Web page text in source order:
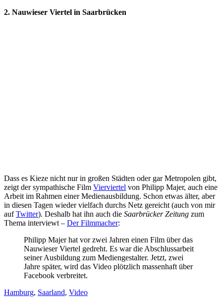
2. Nauwieser Viertel in Saarbrücken
Dass es Kieze nicht nur in großen Städten oder gar Metropolen gibt,
zeigt der sympathische Film Vierviertel von Philipp Majer, auch eine
Arbeit im Rahmen einer Medienausbildung. Schon etwas älter, aber
in diesen Tagen wieder vielfach durchs Netz gereicht (auch von mir
aufTwitter). Deshalb hat ihn auch die Saarbrücker Zeitung zum
Thema interviewt – Der Filmmacher:
Philipp Majer hat vor zwei Jahren einen Film über das
Nauwieser Viertel gedreht. Es war die Abschlussarbeit
seiner Ausbildung zum Mediengestalter. Jetzt, zwei
Jahre später, wird das Video plötzlich massenhaft über
Facebook verbreitet.
Hamburg, Saarland, Video